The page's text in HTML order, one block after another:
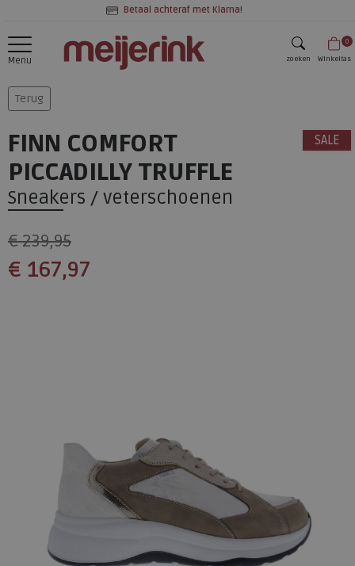
Betaal achteraf met Klarna!
Menu zoeken
0
Winkeltas
Terug
SALE
FINN COMFORT
PICCADILLY TRUFFLE
Sneakers / veterschoenen
€ 239,95
€ 167,97